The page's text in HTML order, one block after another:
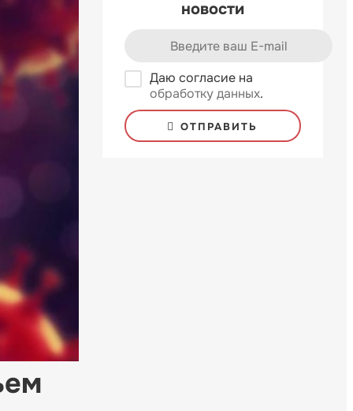
новости
Даю согласие на
обработку данных.
ОТПРАВИТЬ